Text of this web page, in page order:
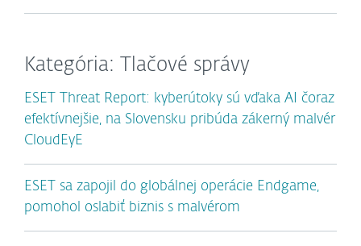
Kategória: Tlačové správy
ESET Threat Report: kyberútoky sú vďaka AI čoraz
efektívnejšie, na Slovensku pribúda zákerný malvér
CloudEyE
ESET sa zapojil do globálnej operácie Endgame,
pomohol oslabiť biznis s malvérom